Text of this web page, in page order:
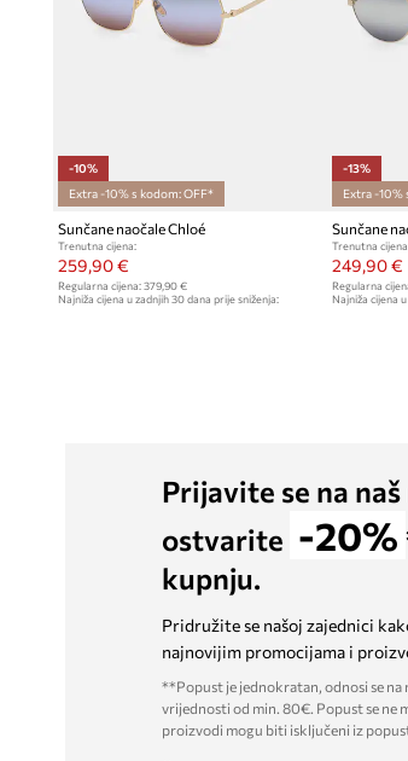
-10%
Extra -10% s kodom: OFF*
Sunčane naočale Chloé
Trenutna cijena:
259,90 €
Regularna cijena: 379,90 €
Najniža cijena u zadnjih 30 dana prije sniženja:
-13%
Extra -10%
Sunčane
Trenutna
249,90 €
Regularna
Najniža cijena
Prijavite se na
ostvarite -20%
kupnju.
Pridružite se našoj zajednici
najnovijim promocijama i
**Popust je jednokratan, odnosi se na
vrijednosti od min. 80€. Popust se ne
proizvodi mogu biti isključeni iz